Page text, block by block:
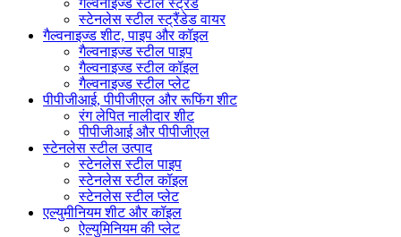
स्टेनलेस स्टील स्ट्रैंडेड वायर
गैल्वनाइज्ड शीट, पाइप और कॉइल
गैल्वनाइज्ड स्टील पाइप
गैल्वनाइज्ड स्टील कॉइल
गैल्वनाइज्ड स्टील प्लेट
पीपीजीआई, पीपीजीएल और रूफिंग शीट
रंग लेपित नालीदार शीट
पीपीजीआई और पीपीजीएल
स्टेनलेस स्टील उत्पाद
स्टेनलेस स्टील पाइप
स्टेनलेस स्टील कॉइल
स्टेनलेस स्टील प्लेट
एल्युमीनियम शीट और कॉइल
ऐल्युमिनियम की प्लेट